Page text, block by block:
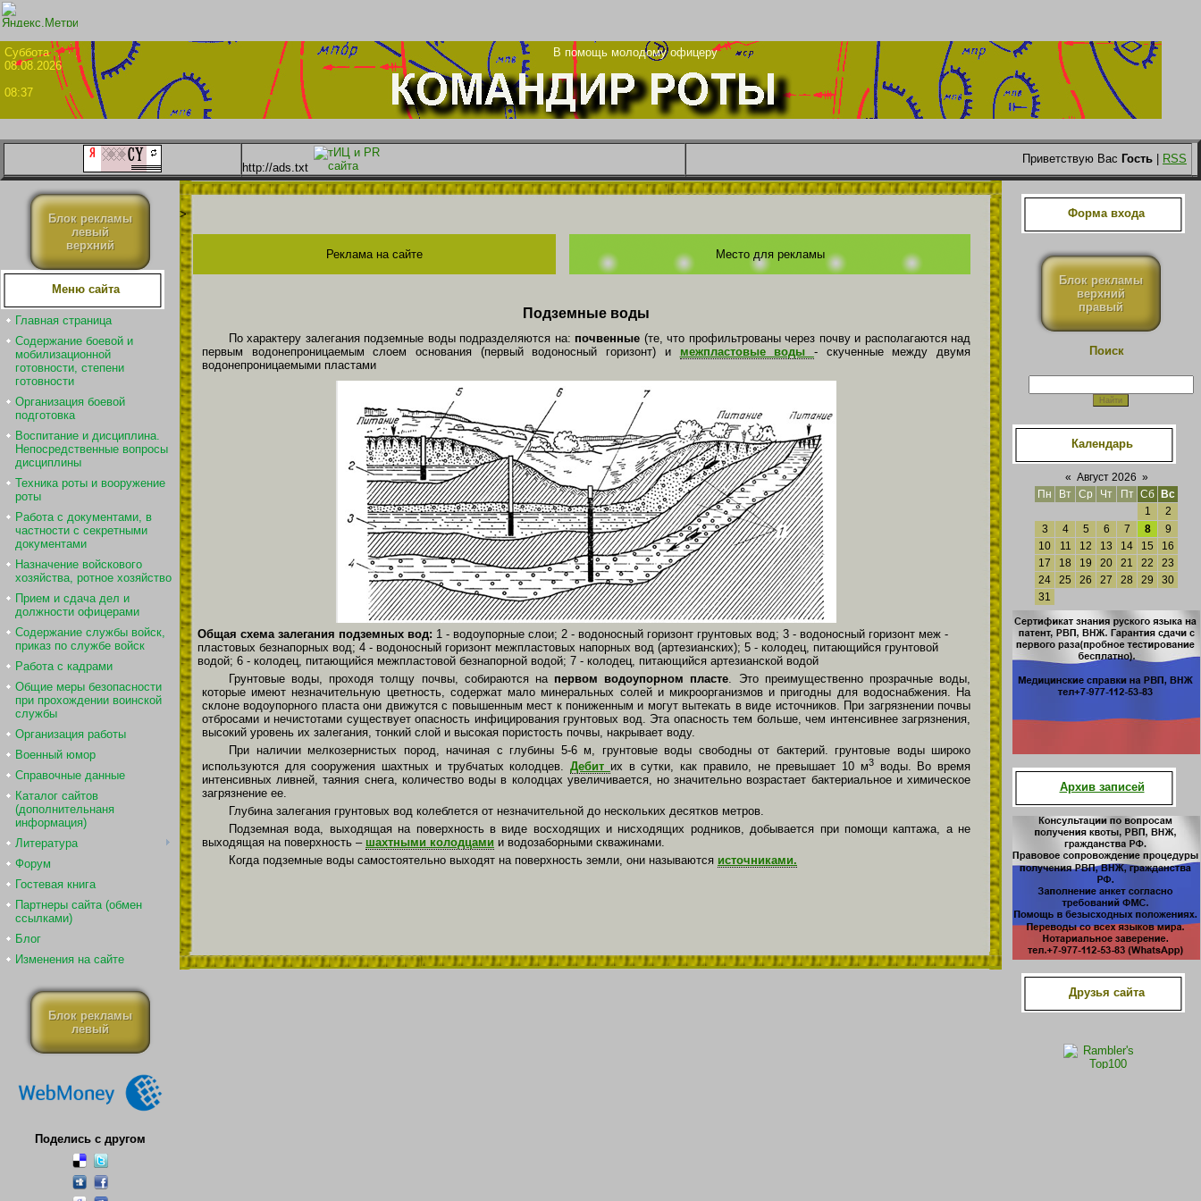
Суббота
В помощь молодому офицеру
08.08.2026
08:37
http://ads.txt
Приветствую Вас Гость RSS
Блок рекламы
левый
верхний
Меню сайта
Главная страница
Содержание боевой и
мобилизационной
готовности, степени
готовности
Организация боевой
подготовка
Воспитание и дисциплина.
Непосредственные вопросы
дисциплины
Техника роты и вооружение
роты
Работа с документами, в
частности с секретными
документами
Назначение войскового
хозяйства, ротное хозяйство
Прием и сдача дел и
должности офицерами
Содержание службы войск,
приказ по службе войск
Работа с кадрами
Общие меры безопасности
при прохождении воинской
службы
Организация работы
Военный юмор
Справочные данные
Каталог сайтов
(дополнительнаня
информация)
Литература
Форум
Гостевая книга
Партнеры сайта (обмен
ссылками)
Блог
Изменения на сайте
Блок рекламы
левый
Поделись с другом
>
Реклама на сайте Место для рекламы
Подземные воды
По характеру залегания подземные воды подразделяются на: почвенные (те, что профильтрованы через почву и располагаются над
первым водонепроницаемым слоем основания (первый водоносный горизонт) и межпластовые воды - скученные между двумя
водонепроницаемыми пластами
Общая схема залегания подземных вод: 1 - водоупорные слои; 2 - водоносный горизонт грунтовых вод; 3 - водоносный горизонт меж -
пластовых безнапорных вод; 4 - водоносный горизонт межпластовых напорных вод (артезианских); 5 - колодец, питающийся грунтовой
водой; 6 - колодец, питающийся межпластовой безнапорной водой; 7 - колодец, питающийся артезианской водой
Грунтовые воды, проходя толщу почвы, собираются на первом водоупорном пласте . Это преимущественно прозрачные воды,
которые имеют незначительную цветность, содержат мало минеральных солей и микроорганизмов и пригодны для водоснабжения. На
склоне водоупорного пласта они движутся с повышенным мест к пониженным и могут вытекать в виде источников. При загрязнении почвы
отбросами и нечистотами существует опасность инфицирования грунтовых вод. Эта опасность тем больше, чем интенсивнее загрязнения,
высокий уровень их залегания, тонкий слой и высокая пористость почвы, накрывает воду.
При наличии мелкозернистых пород, начиная с глубины 5-6 м, грунтовые воды свободны от бактерий. грунтовые воды широко
используются для сооружения шахтных и трубчатых колодцев.Дебит их в сутки, как правило, не превышает 10 м3воды. Во время
интенсивных ливней, таяния снега, количество воды в колодцах увеличивается, но значительно возрастает бактериальное и химическое
загрязнение ее.
Глубина залегания грунтовых вод колеблется от незначительной до нескольких десятков метров.
Подземная вода, выходящая на поверхность в виде восходящих и нисходящих родников, добывается при помощи каптажа, а не
выходящая на поверхность – шахтными колодцами и водозаборными скважинами.
Когда подземные воды самостоятельно выходят на поверхность земли, они называются источниками.
Форма входа
Блок рекламы
верхний
правый
Поиск
Календарь
« Август 2026 »
Пн
Вт Ср Чт Пт Сб
Вс
1
2
3
4 5 6 7 8
9
10
11 12 13 14 15
16
17
18 19 20 21 22
23
24
25 26 27 28 29
30
31
Архив записей
Друзья сайта